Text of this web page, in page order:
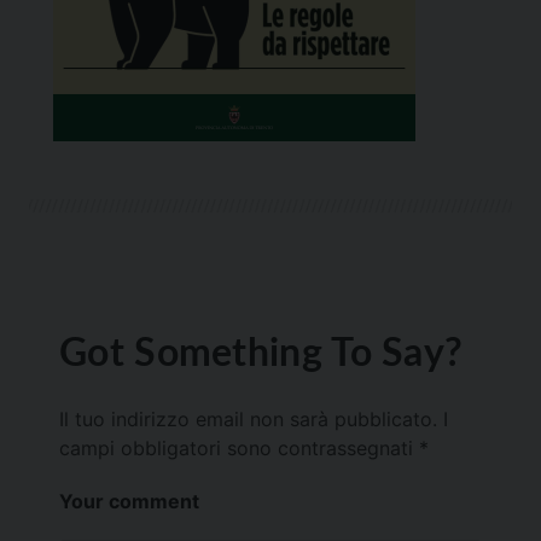
Got Something To Say?
Il tuo indirizzo email non sarà pubblicato.
campi obbligatori sono contrassegnati *
Your comment